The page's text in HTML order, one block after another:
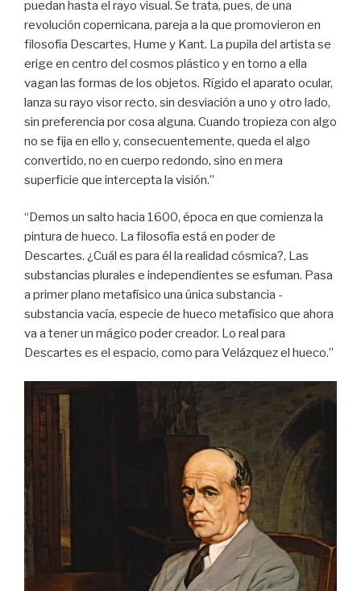
puedan hasta el rayo visual. Se trata, pues, de una
revolución copernicana, pareja a la que promovieron en
filosofía Descartes, Hume y Kant. La pupila del artista se
erige en centro del cosmos plástico y en torno a ella
vagan las formas de los objetos. Rígido el aparato ocular,
lanza su rayo visor recto, sin desviación a uno y otro lado,
sin preferencia por cosa alguna. Cuando tropieza con algo
no se fija en ello y, consecuentemente, queda el algo
convertido, no en cuerpo redondo, sino en mera
superficie que intercepta la visión.”
“Demos un salto hacia 1600, época en que comienza la
pintura de hueco. La filosofía está en poder de
Descartes. ¿Cuál es para él la realidad cósmica?, Las
substancias plurales e independientes se esfuman. Pasa
a primer plano metafísico una única substancia -
substancia vacía, especie de hueco metafísico que ahora
va a tener un mágico poder creador. Lo real para
Descartes es el espacio, como para Velázquez el hueco.”